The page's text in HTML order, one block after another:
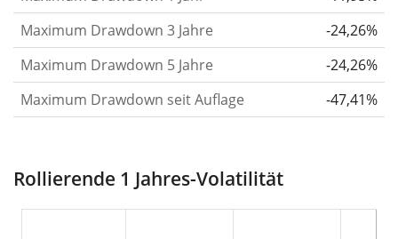
annualisierte (d. h. auf einen Einjahreszeitraum
umgerechnete) historische Rendite geteilt durch die
historische annualisierte Volatilität.Rendite pro
Risiko setzt die historische Rendite eines
das Ausmass der Kursschwankungen, die man in
Kauf nehmen musste, um von der Rendite des
Maximum Drawdown 3 Jahre
-24,26%
Maximum Drawdown 5 Jahre
-24,26%
Maximum Drawdown seit Auflage
-47,41%
Rollierende 1 Jahres-Volatilität